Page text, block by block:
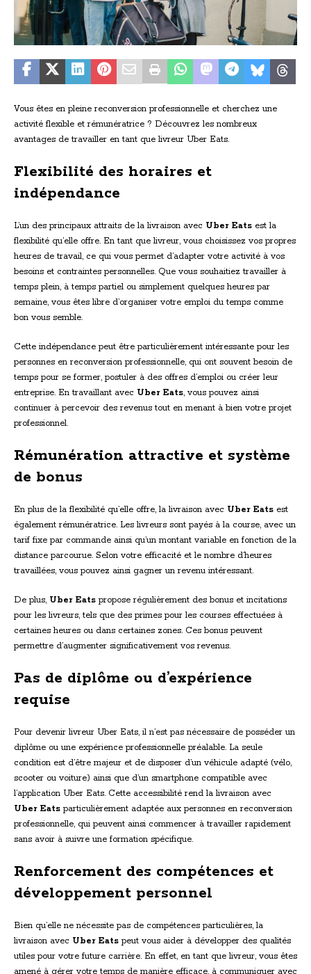
Vous êtes en pleine reconversion professionnelle et cherchez une
activité flexible et rémunératrice ? Découvrez les nombreux
avantages de travailler en tant que livreur Uber Eats.
Flexibilité des horaires et
indépendance
L’un des principaux attraits de la livraison avec Uber Eats est la
flexibilité qu’elle offre. En tant que livreur, vous choisissez vos propres
heures de travail, ce qui vous permet d’adapter votre activité à vos
besoins et contraintes personnelles. Que vous souhaitiez travailler à
temps plein, à temps partiel ou simplement quelques heures par
semaine, vous êtes libre d’organiser votre emploi du temps comme
bon vous semble.
Cette indépendance peut être particulièrement intéressante pour les
personnes en reconversion professionnelle, qui ont souvent besoin de
temps pour se former, postuler à des offres d’emploi ou créer leur
entreprise. En travaillant avec Uber Eats, vous pouvez ainsi
continuer à percevoir des revenus tout en menant à bien votre projet
professionnel.
Rémunération attractive et système
de bonus
En plus de la flexibilité qu’elle offre, la livraison avec Uber Eats est
également rémunératrice. Les livreurs sont payés à la course, avec un
tarif fixe par commande ainsi qu’un montant variable en fonction de la
distance parcourue. Selon votre efficacité et le nombre d’heures
travaillées, vous pouvez ainsi gagner un revenu intéressant.
De plus, Uber Eats propose régulièrement des bonus et incitations
pour les livreurs, tels que des primes pour les courses effectuées à
certaines heures ou dans certaines zones. Ces bonus peuvent
permettre d’augmenter significativement vos revenus.
Pas de diplôme ou d’expérience
requise
Pour devenir livreur Uber Eats, il n’est pas nécessaire de posséder un
diplôme ou une expérience professionnelle préalable. La seule
condition est d’être majeur et de disposer d’un véhicule adapté (vélo,
scooter ou voiture) ainsi que d’un smartphone compatible avec
l’application Uber Eats. Cette accessibilité rend la livraison avec
Uber Eats particulièrement adaptée aux personnes en reconversion
professionnelle, qui peuvent ainsi commencer à travailler rapidement
sans avoir à suivre une formation spécifique.
Renforcement des compétences et
développement personnel
Bien qu’elle ne nécessite pas de compétences particulières, la
livraison avec Uber Eats peut vous aider à développer des qualités
utiles pour votre future carrière. En effet, en tant que livreur, vous êtes
amené à gérer votre temps de manière efficace, à communiquer avec